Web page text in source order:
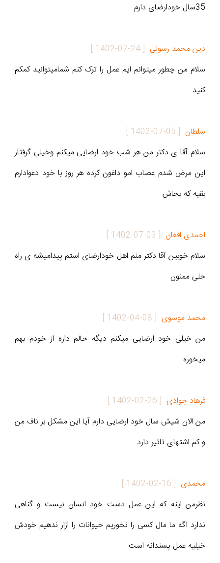
35سال خودارضای دارم
دین محمد رسولی [
1402-07-24
]
سلام من چطور میتوانم ایم عمل را ترک کنم شمامیتوانید کمکم
کنید
سلطان [
1402-07-05
]
سلام آقا ی دکتر من هر شب خود ارضایی میکنم وخیلی گرفتار
این مرض شدم عصاب امو داغون کرده هر روز با خود دعوادارم
بقیه که بجاش
احمدی افغان [
1402-07-03
]
سلام خوبین آقا دکتر منم اهل خودارضای استم پیدامیشه ی راه
حلی ممنون
محمد موسوی [
1402-04-08
]
من خیلی خود ارضایی میکنم دیگه حالم داره از خودم بهم
میخوره
فرهاد جوادی [
1402-02-26
]
من الان شیش سال خود ارضایی دارم آیا این مشکل بر ناف من
و کم اشتهای تاثیر دارد
محمدی [
1402-02-16
]
نظرمن اینه که این عمل دست خود انسان نیست و گناهی
ندارد اگه ما مال کسی را نخوریم حیوانات را ازار ندهیم خودش
خیلیه عمل پسندانه است